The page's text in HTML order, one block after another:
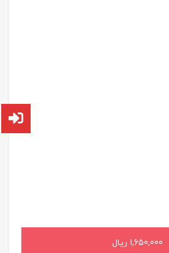
1,650,000 ریال
افزودن به سبد خرید